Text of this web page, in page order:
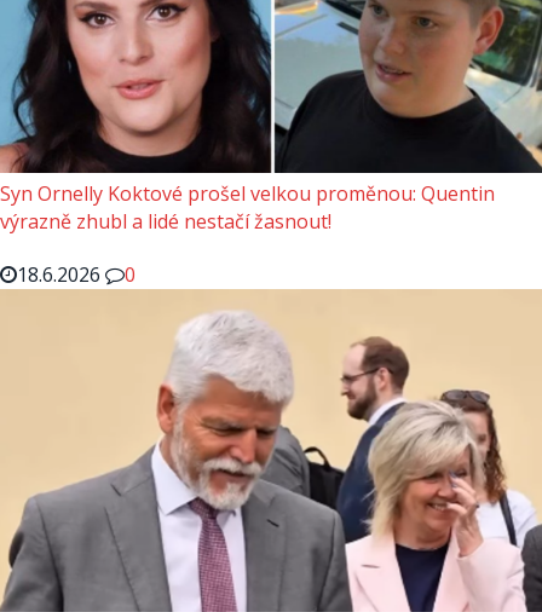
Syn Ornelly Koktové prošel velkou proměnou: Quentin
výrazně zhubl a lidé nestačí žasnout!
18.6.2026
0